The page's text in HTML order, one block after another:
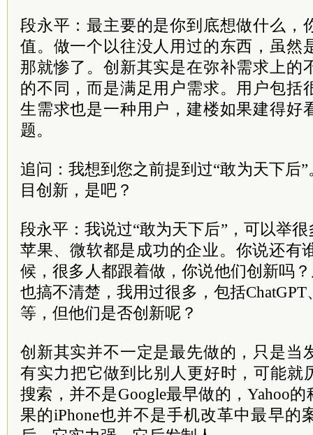
段永平：最主要的是你到底想做什么，
值。做一个以往没人用过的东西，虽然
那就惨了。创新其实是在弥补需求上的
的不同，而是满足用户需求。用户包括
生需求也是一种用户，建楼如果建得好
题。
追问：我想到您之前提到过“敢为天下后
目创新，是吧？
段永平：我说过“敢为天下后”，可以举
苹果、微软都是成功的企业。你说还有
候，很多人都跟着做，你说他们创新吗
也搞不清楚，我用过很多，包括ChatGPT
等，但他们是否创新呢？
创新其实并不一定是最先做的，只是当
有实力把它做到比别人更好时，可能就
搜索，并不是Google最早做的，Yahoo
果的iPhone也并不是手机改革中最早的